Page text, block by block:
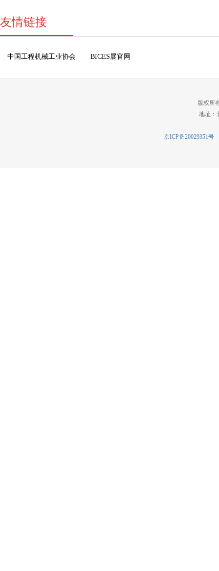
友情链接
中国工程机械工业协会 BICES展官网
版权所
地址：
京ICP备20029351号